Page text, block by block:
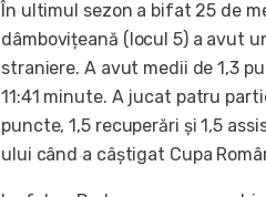
În ultimul sezon a bifat 25 de
dâmbovițeană (locul 5) a avut
straniere. A avut medii de 1,3
11:41 minute. A jucat patru
puncte, 1,5 recuperări și 1,5
ului când a câștigat Cupa